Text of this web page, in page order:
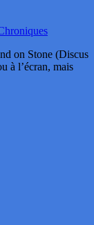
on Stone (Discus
à l’écran, mais